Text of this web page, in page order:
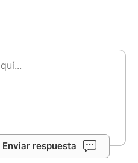
Enviar respuesta